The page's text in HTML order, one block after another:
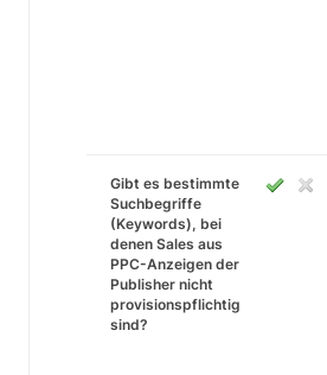
Gibt es bestimmte
Suchbegriffe
(Keywords), bei
denen Sales aus
PPC-Anzeigen der
Publisher nicht
provisionspflichtig
sind?